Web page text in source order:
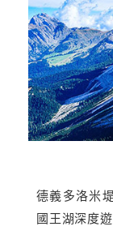
德義多洛米
國王湖深度